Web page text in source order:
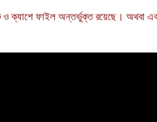
ও ক্যাশে ফাইল অন্তর্ভুক্ত রয়েছে। অথবা